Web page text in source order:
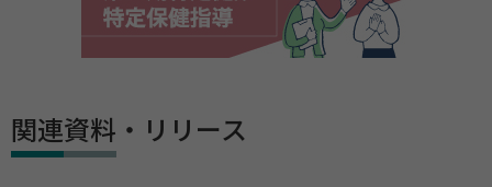
関連資料・リリース